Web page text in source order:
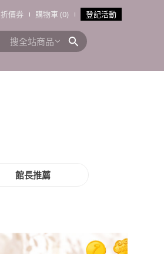
折價券 購物車 (0) 登記活動
搜全站商品
館長推薦